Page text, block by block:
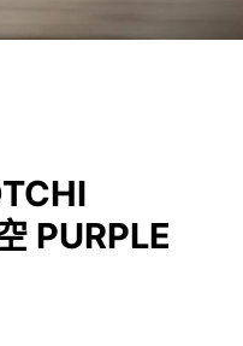
PURPLE